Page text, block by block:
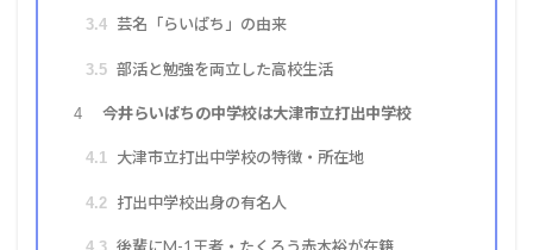
3.4 芸名「らいぱち」の由来
3.5 部活と勉強を両立した高校生活
4 今井らいぱちの中学校は大津市立打出中学校
4.1 大津市立打出中学校の特徴・所在地
4.2 打出中学校出身の有名人